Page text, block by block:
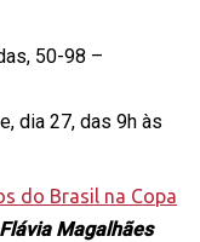
50-98 –
dia 27, das 9h às
Magalhães